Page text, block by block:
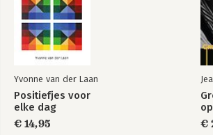
Yvonne van der Laan
Positiefjes voor
elke dag
€ 14,95
€